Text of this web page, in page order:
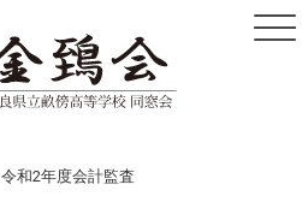
令和2年度会計監査